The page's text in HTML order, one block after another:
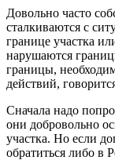
Довольно часто
сталкиваются с
границе участка
нарушаются
границы,
действий,
Сначала надо
они добровольно
участка. Но если
обратиться либо в